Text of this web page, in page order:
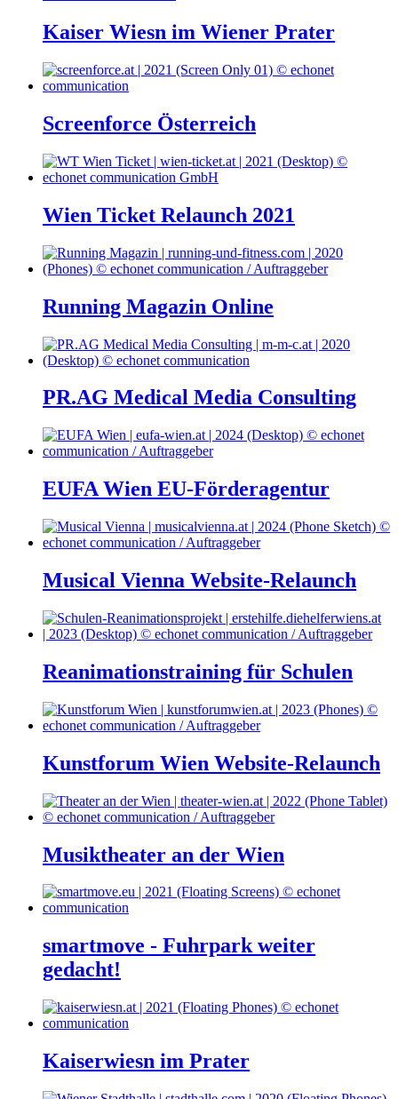
Kaiser Wiesn im Wiener Prater
Screenforce Österreich
Wien Ticket Relaunch 2021
Running Magazin Online
PR.AG Medical Media Consulting
EUFA Wien EU-Förderagentur
Musical Vienna Website-Relaunch
Reanimationstraining für Schulen
Kunstforum Wien Website-Relaunch
Musiktheater an der Wien
smartmove - Fuhrpark weiter
gedacht!
Kaiserwiesn im Prater